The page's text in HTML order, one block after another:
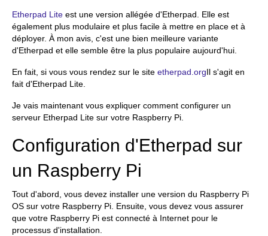
Etherpad Lite est une version allégée d'Etherpad. Elle est
également plus modulaire et plus facile à mettre en place et à
déployer. À mon avis, c'est une bien meilleure variante
d'Etherpad et elle semble être la plus populaire aujourd'hui.
En fait, si vous vous rendez sur le site etherpad.orgIl s'agit en
fait d'Etherpad Lite.
Je vais maintenant vous expliquer comment configurer un
serveur Etherpad Lite sur votre Raspberry Pi.
Configuration d'Etherpad sur
un Raspberry Pi
Tout d'abord, vous devez installer une version du Raspberry Pi
OS sur votre Raspberry Pi. Ensuite, vous devez vous assurer
que votre Raspberry Pi est connecté à Internet pour le
processus d'installation.